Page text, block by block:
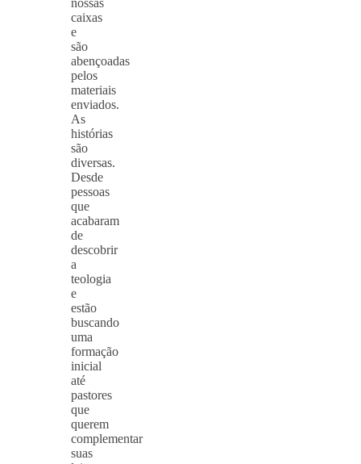
caixas
e
são
abençoadas
pelos
materiais
enviados.
As
histórias
são
diversas.
Desde
pessoas
que
acabaram
de
descobrir
a
teologia
e
estão
buscando
uma
formação
inicial
até
pastores
que
querem
complementar
suas